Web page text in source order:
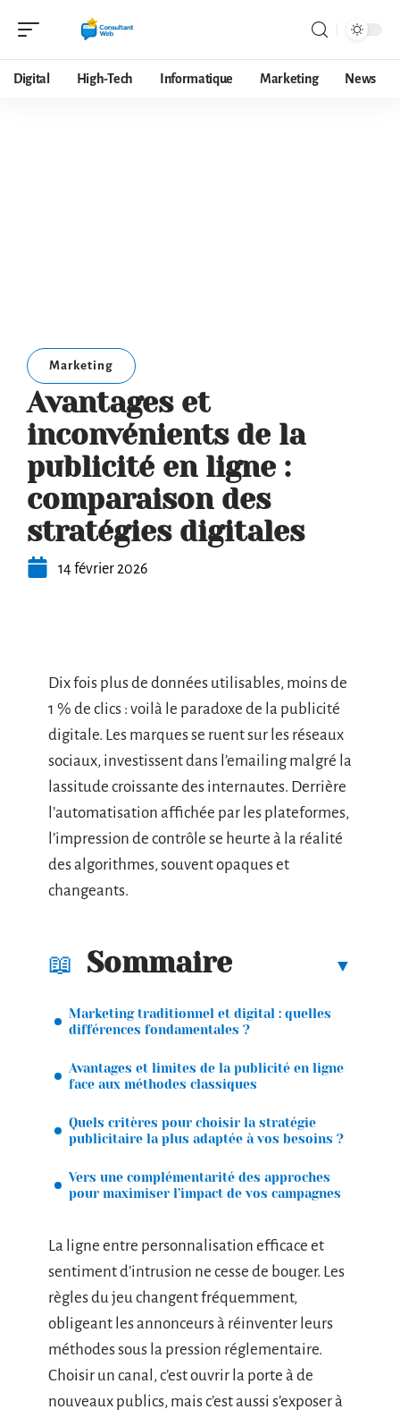
Digital High-Tech Informatique Marketing News
Marketing
Avantages et
inconvénients de la
publicité en ligne :
comparaison des
stratégies digitales
14 février 2026
Dix fois plus de données utilisables, moins de
1 % de clics : voilà le paradoxe de la publicité
digitale. Les marques se ruent sur les réseaux
sociaux, investissent dans l’emailing malgré la
lassitude croissante des internautes. Derrière
l’automatisation affichée par les plateformes,
l’impression de contrôle se heurte à la réalité
des algorithmes, souvent opaques et
changeants.
Sommaire
Marketing traditionnel et digital : quelles
différences fondamentales ?
Avantages et limites de la publicité en ligne
face aux méthodes classiques
Quels critères pour choisir la stratégie
publicitaire la plus adaptée à vos besoins ?
Vers une complémentarité des approches
pour maximiser l’impact de vos campagnes
La ligne entre personnalisation efficace et
sentiment d’intrusion ne cesse de bouger. Les
règles du jeu changent fréquemment,
obligeant les annonceurs à réinventer leurs
méthodes sous la pression réglementaire.
Choisir un canal, c’est ouvrir la porte à de
nouveaux publics, mais c’est aussi s’exposer à